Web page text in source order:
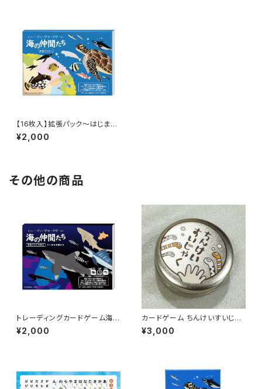
【16枚入】拡張パック～はじまり
の仲間たち～トレーディングカ
ードゲーム海の仲間たち /[16 C
kama-tachi" (Ocean Friend
s)
¥2,000
その他の商品
トレーディングカードゲーム海の
仲間たち 第3弾～クールな仲間
たち～拡張パック【16枚入】/Tra
ons ~ Expansion Pack [16
Cards]
¥2,000
カードゲーム ちんけいすいじゃ
く/Chinkei Suijaku" Card Ga
me A memory / concentrati
¥3,000